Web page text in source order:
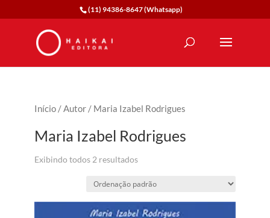
(11) 94386-8647 (Whatsapp)
Início/Autor/ Maria Izabel Rodrigues
Maria Izabel Rodrigues
Exibindo todos 2 resultados